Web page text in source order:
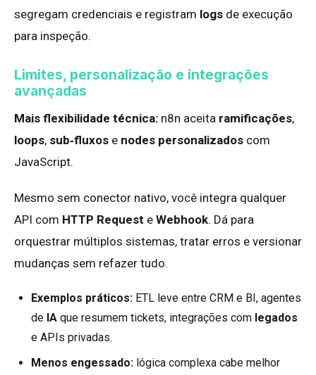
segregam credenciais e registram logs de execução
para inspeção.
Limites, personalização e integrações
avançadas
Mais flexibilidade técnica: n8n aceita ramificações,
loops, sub‑fluxos e nodes personalizados com
JavaScript.
Mesmo sem conector nativo, você integra qualquer
API com HTTP Request e Webhook. Dá para
orquestrar múltiplos sistemas, tratar erros e versionar
mudanças sem refazer tudo.
Exemplos práticos: ETL leve entre CRM e BI, agentes
de IA que resumem tickets, integrações com legados
e APIs privadas.
Menos engessado: lógica complexa cabe melhor